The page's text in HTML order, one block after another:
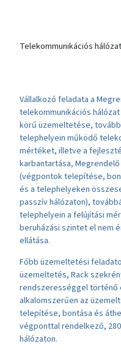
Telekommunikációs
Vállalkozó feladata a
telekommunikációs
körű üzemeltetése,
telephelyein működő
mértéket, illetve a
karbantartása,
(végpontok telepítése,
és a telephelyeken
passzív hálózaton),
telephelyein a felújítási
beruházási szintet el nem
ellátása.
Főbb üzemeltetési
üzemeltetés, Rack
rendszerességgel történő
alkalomszerűen az
telepítése, bontása és
végponttal rendelkező,
hálózaton.